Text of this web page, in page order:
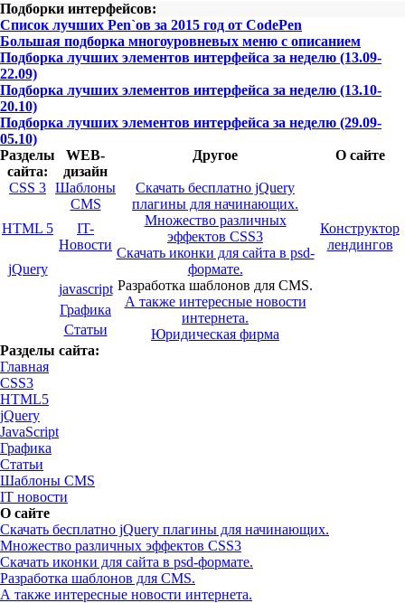
Подборки интерфейсов:
Список лучших Pen`ов за 2015 год от CodePen
Большая подборка многоуровневых меню с описанием
Подборка лучших элементов интерфейса за неделю (13.09-
22.09)
Подборка лучших элементов интерфейса за неделю (13.10-
20.10)
Подборка лучших элементов интерфейса за неделю (29.09-
05.10)
Разделы
сайта:
WEB-
дизайн
Другое О сайте
CSS 3 Шаблоны
CMS
Скачать бесплатно jQuery
плагины для начинающих.
Множество различных
эффектов CSS3
Скачать иконки для сайта в psd-
формате.
Разработка шаблонов для CMS.
А также интересные новости
интернета.
Юридическая фирма
HTML 5
IT-
Новости
Конструктор
лендингов
jQuery
javascript
Графика
Статьи
Разделы сайта:
Главная
CSS3
HTML5
jQuery
JavaScript
Графика
Статьи
Шаблоны CMS
IT новости
О сайте
Скачать бесплатно jQuery плагины для начинающих.
Множество различных эффектов CSS3
Скачать иконки для сайта в psd-формате.
Разработка шаблонов для CMS.
А также интересные новости интернета.